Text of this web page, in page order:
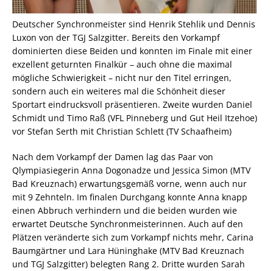
Deutscher Synchronmeister sind Henrik Stehlik und Dennis
Luxon von der TGJ Salzgitter. Bereits den Vorkampf
dominierten diese Beiden und konnten im Finale mit einer
exzellent geturnten Finalkür – auch ohne die maximal
mögliche Schwierigkeit – nicht nur den Titel erringen,
sondern auch ein weiteres mal die Schönheit dieser
Sportart eindrucksvoll präsentieren. Zweite wurden Daniel
Schmidt und Timo Raß (VFL Pinneberg und Gut Heil Itzehoe)
vor Stefan Serth mit Christian Schlett (TV Schaafheim)
Nach dem Vorkampf der Damen lag das Paar von
Qlympiasiegerin Anna Dogonadze und Jessica Simon (MTV
Bad Kreuznach) erwartungsgemäß vorne, wenn auch nur
mit 9 Zehnteln. Im finalen Durchgang konnte Anna knapp
einen Abbruch verhindern und die beiden wurden wie
erwartet Deutsche Synchronmeisterinnen. Auch auf den
Plätzen veränderte sich zum Vorkampf nichts mehr, Carina
Baumgärtner und Lara Hüninghake (MTV Bad Kreuznach
und TGJ Salzgitter) belegten Rang 2. Dritte wurden Sarah